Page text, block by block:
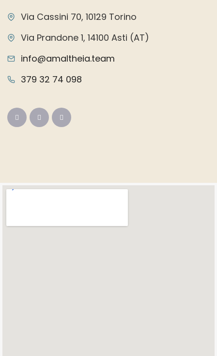
Via Cassini 70, 10129 Torino
Via Prandone 1, 14100 Asti (AT)
info@amaltheia.team
379 32 74 098